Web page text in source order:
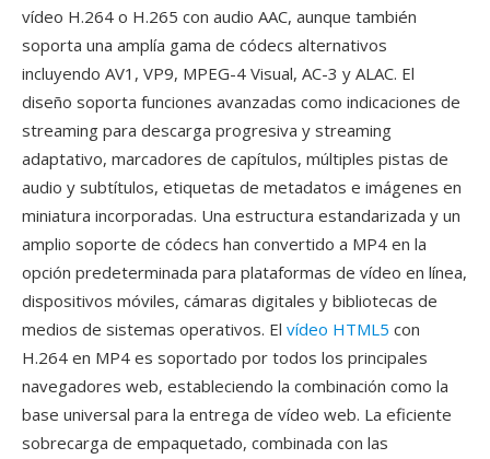
vídeo H.264 o H.265 con audio AAC, aunque también
soporta una amplía gama de códecs alternativos
incluyendo AV1, VP9, MPEG-4 Visual, AC-3 y ALAC. El
diseño soporta funciones avanzadas como indicaciones de
streaming para descarga progresiva y streaming
adaptativo, marcadores de capítulos, múltiples pistas de
audio y subtítulos, etiquetas de metadatos e imágenes en
miniatura incorporadas. Una estructura estandarizada y un
amplio soporte de códecs han convertido a MP4 en la
opción predeterminada para plataformas de vídeo en línea,
dispositivos móviles, cámaras digitales y bibliotecas de
medios de sistemas operativos. El vídeo HTML5 con
H.264 en MP4 es soportado por todos los principales
navegadores web, estableciendo la combinación como la
base universal para la entrega de vídeo web. La eficiente
sobrecarga de empaquetado, combinada con las